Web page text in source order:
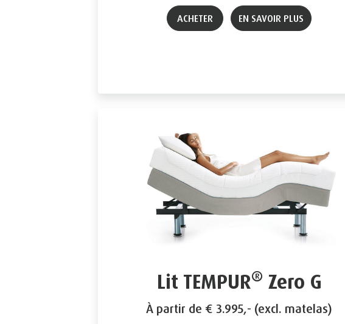
ACHETER EN SAVOIR PLUS
Lit TEMPUR® Zero G
À partir de € 3.995,- (excl. matelas)